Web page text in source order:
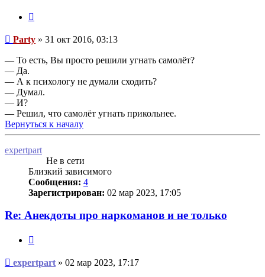
Сообщение
Party » 31 окт 2016, 03:13
— То есть, Вы просто решили угнать самолёт?
— Да.
— А к психологу не думали сходить?
— Думал.
— И?
— Решил, что самолёт угнать прикольнее.
Вернуться к началу
expertpart
Не в сети
Близкий зависимого
Сообщения: 4
Зарегистрирован: 02 мар 2023, 17:05
Re: Анекдоты про наркоманов и не только
Сообщение
expertpart » 02 мар 2023, 17:17